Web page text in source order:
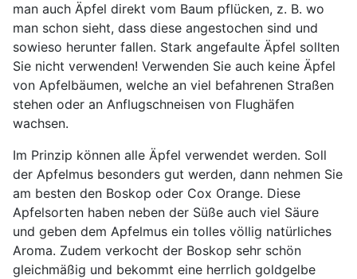
man auch Äpfel direkt vom Baum pflücken, z. B. wo
man schon sieht, dass diese angestochen sind und
sowieso herunter fallen. Stark angefaulte Äpfel sollten
Sie nicht verwenden! Verwenden Sie auch keine Äpfel
von Apfelbäumen, welche an viel befahrenen Straßen
stehen oder an Anflugschneisen von Flughäfen
wachsen.
Im Prinzip können alle Äpfel verwendet werden. Soll
der Apfelmus besonders gut werden, dann nehmen Sie
am besten den Boskop oder Cox Orange. Diese
Apfelsorten haben neben der Süße auch viel Säure
und geben dem Apfelmus ein tolles völlig natürliches
Aroma. Zudem verkocht der Boskop sehr schön
gleichmäßig und bekommt eine herrlich goldgelbe